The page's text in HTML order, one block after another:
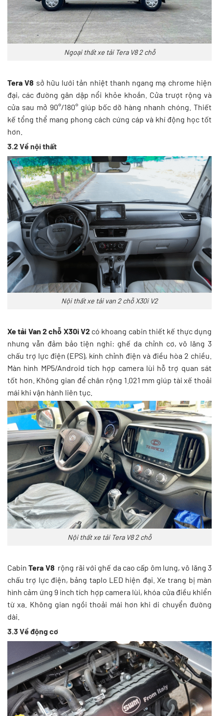
Ngoại thất xe tải Tera V8 2 chỗ
Tera V8 sở hữu lưới tản nhiệt thanh ngang mạ chrome hiện
đại, các đường gân dập nổi khỏe khoắn. Cửa trượt rộng và
cửa sau mở 90°/180° giúp bốc dỡ hàng nhanh chóng. Thiết
kế tổng thể mang phong cách cứng cáp và khí động học tốt
hơn.
3.2 Về nội thất
Nội thất xe tải van 2 chỗ X30i V2
Xe tải Van 2 chỗ X30i V2có khoang cabin thiết kế thực dụng
nhưng vẫn đảm bảo tiện nghi: ghế da chỉnh cơ, vô lăng 3
chấu trợ lực điện (EPS), kính chỉnh điện và điều hòa 2 chiều.
Màn hình MP5/Android tích hợp camera lùi hỗ trợ quan sát
tốt hơn. Không gian để chân rộng 1.021 mm giúp tài xế thoải
mái khi vận hành liên tục.
Nội thất xe tải Tera V8 2 chỗ
CabinTera V8 rộng rãi với ghế da cao cấp ôm lưng, vô lăng 3
chấu trợ lực điện, bảng taplo LED hiện đại. Xe trang bị màn
hình cảm ứng 9 inch tích hợp camera lùi, khóa cửa điều khiển
từ xa. Không gian ngồi thoải mái hơn khi di chuyển đường
dài.
3.3 Về động cơ